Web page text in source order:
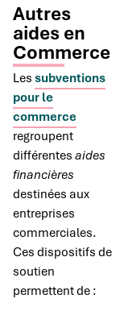
Autres
aides en
Commerce
Les subventions
pour le
commerce
regroupent
différentes aides
financières
destinées aux
entreprises
commerciales.
Ces dispositifs de
soutien
permettent de :